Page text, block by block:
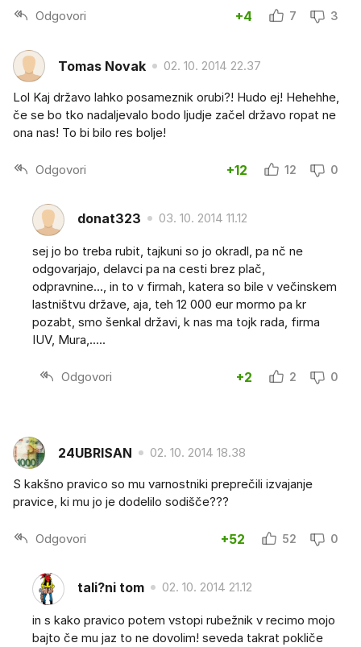
Odgovori +4 7 3
Tomas Novak 02. 10. 2014 22.37
Lol Kaj državo lahko posameznik orubi?! Hudo ej! Hehehhe,
če se bo tko nadaljevalo bodo ljudje začel državo ropat ne
ona nas! To bi bilo res bolje!
Odgovori +12 12 0
donat323 03. 10. 2014 11.12
sej jo bo treba rubit, tajkuni so jo okradl, pa nč ne
odgovarjajo, delavci pa na cesti brez plač,
odpravnine..., in to v firmah, katera so bile v večinskem
lastništvu države, aja, teh 12 000 eur mormo pa kr
pozabt, smo šenkal državi, k nas ma tojk rada, firma
IUV, Mura,.....
Odgovori +2 2 0
24UBRISAN 02. 10. 2014 18.38
S kakšno pravico so mu varnostniki preprečili izvajanje
pravice, ki mu jo je dodelilo sodišče???
Odgovori +52 52 0
tali?ni tom 02. 10. 2014 21.12
in s kako pravico potem vstopi rubežnik v recimo mojo
bajto če mu jaz to ne dovolim! seveda takrat pokliče